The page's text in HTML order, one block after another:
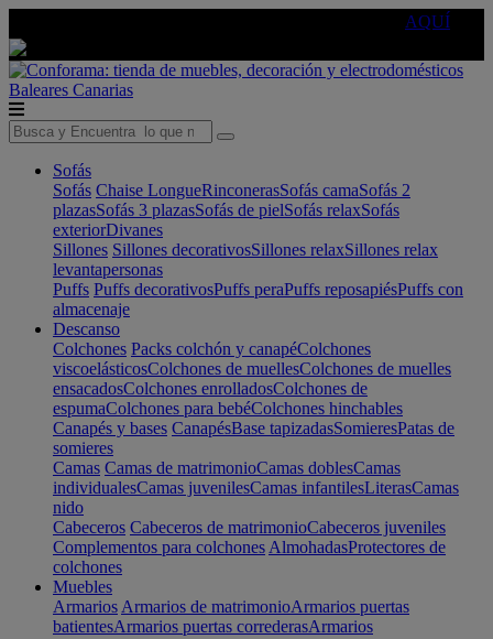
AQUÍ
Baleares Canarias
Sofás
Sofás Chaise LongueRinconerasSofás camaSofás 2
plazasSofás 3 plazasSofás de pielSofás relaxSofás
exteriorDivanes
Sillones Sillones decorativosSillones relaxSillones relax
levantapersonas
Puffs Puffs decorativosPuffs peraPuffs reposapiésPuffs con
almacenaje
Descanso
Colchones Packs colchón y canapéColchones
viscoelásticosColchones de muellesColchones de muelles
ensacadosColchones enrolladosColchones de
espumaColchones para bebéColchones hinchables
Canapés y bases CanapésBase tapizadasSomieresPatas de
somieres
Camas Camas de matrimonioCamas doblesCamas
individualesCamas juvenilesCamas infantilesLiterasCamas
nido
Cabeceros Cabeceros de matrimonioCabeceros juveniles
Complementos para colchones AlmohadasProtectores de
colchones
Muebles
Armarios Armarios de matrimonioArmarios puertas
batientesArmarios puertas correderasArmarios